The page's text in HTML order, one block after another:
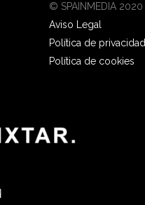
© SPAINMEDIA 2020
Aviso Legal
Política de privacidad
Política de cookies